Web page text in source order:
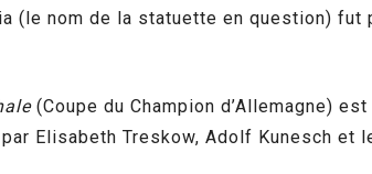
(le nom de la statuette en question) fut
(Coupe du Champion d’Allemagne)
Elisabeth Treskow, Adolf Kunesch et